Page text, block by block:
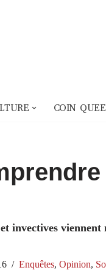
COIN
invectives
Enquêtes, Opinion,